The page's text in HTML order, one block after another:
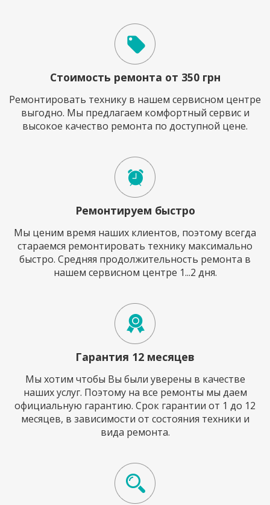
Стоимость ремонта от 350 грн
Ремонтировать технику в нашем сервисном центре
выгодно. Мы предлагаем комфортный сервис и
высокое качество ремонта по доступной цене.
Ремонтируем быстро
Мы ценим время наших клиентов, поэтому всегда
стараемся ремонтировать технику максимально
быстро. Средняя продолжительность ремонта в
нашем сервисном центре 1...2 дня.
Гарантия 12 месяцев
Мы хотим чтобы Вы были уверены в качестве
наших услуг. Поэтому на все ремонты мы даем
официальную гарантию. Срок гарантии от 1 до 12
месяцев, в зависимости от состояния техники и
вида ремонта.